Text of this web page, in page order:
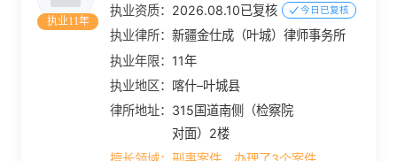
执业11年
执业资质： 2026.08.10已复核 今日已复核
执业律所：新疆金仕成（叶城）律师事务所
执业年限： 11年
执业地区： 喀什–叶城县
律所地址： 315国道南侧（检察院
对面）2楼